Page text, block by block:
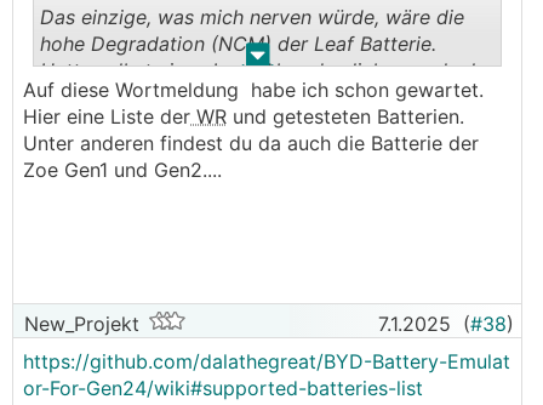
. .
Das einzige, was mich nerven würde, wäre die
hohe Degradation (NCM) der Leaf Batterie.
Hatte selbst einen Leaf. Aber den lieber noch als
Auto mit 60% SOH verkauft ;)
Auf diese Wortmeldung habe ich schon gewartet.
Hier eine Liste der WR und getesteten Batterien.
Unter anderen findest du da auch die Batterie der
Zoe Gen1 und Gen2....
New_Projekt 7.1.2025 (#38)
https://github.com/dalathegreat/BYD-Battery-Emulat
or-For-Gen24/wiki#supported-batteries-list